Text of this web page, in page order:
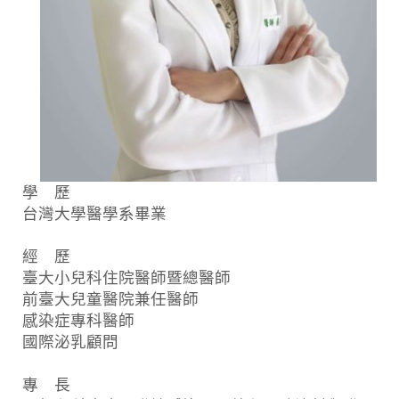
學 歷
台灣大學醫學系畢業
經 歷
臺大小兒科住院醫師暨總醫師
前臺大兒童醫院兼任醫師
感染症專科醫師
國際泌乳顧問
專 長